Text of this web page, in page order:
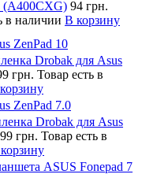
(A400CXG) 94 грн.
в наличии В корзину
ZenPad 10
Drobak для Asus
грн. Товар есть в
ZenPad 7.0
Drobak для Asus
99 грн. Товар есть в
ASUS Fonepad 7